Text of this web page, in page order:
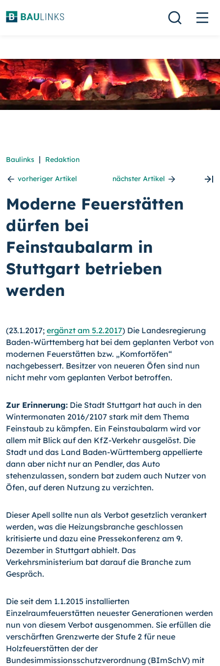
Baulinks | Redaktion
vorheriger Artikel nächster Artikel
Moderne Feuerstätten
dürfen bei
Feinstaubalarm in
Stuttgart betrieben
werden
(23.1.2017; ergänzt am 5.2.2017) Die Landesregierung
Baden-Württemberg hat bei dem geplanten Verbot von
modernen Feuerstätten bzw. „Komfortöfen“
nachgebessert. Besitzer von neueren Öfen sind nun
nicht mehr vom geplanten Verbot betroffen.
Zur Erinnerung: Die Stadt Stuttgart hat auch in den
Wintermonaten 2016/2107 stark mit dem Thema
Feinstaub zu kämpfen. Ein Feinstaubalarm wird vor
allem mit Blick auf den KfZ-Verkehr ausgelöst. Die
Stadt und das Land Baden-Württemberg appellierte
dann aber nicht nur an Pendler, das Auto
stehenzulassen, sondern bat zudem auch Nutzer von
Öfen, auf deren Nutzung zu verzichten.
Dieser Apell sollte nun als Verbot gesetzlich verankert
werden, was die Heizungsbranche geschlossen
kritisierte und dazu eine Pressekonferenz am 9.
Dezember in Stuttgart abhielt. Das
Verkehrsministerium bat darauf die Branche zum
Gespräch.
Die seit dem 1.1.2015 installierten
Einzelraumfeuerstätten neuester Generationen werden
nun von diesem Verbot ausgenommen. Sie erfüllen die
verschärften Grenzwerte der Stufe 2 für neue
Holzfeuerstätten der der
Bundesimmissionsschutzverordnung (BImSchV) mit